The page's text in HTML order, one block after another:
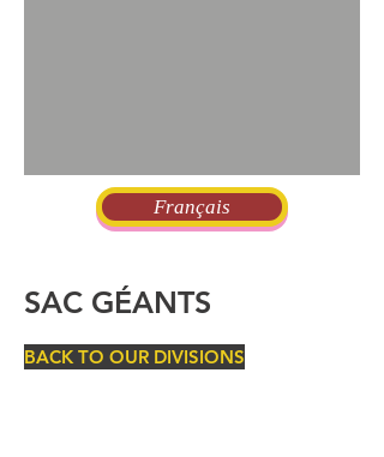
Français
SAC GÉANTS
BACK TO OUR DIVISIONS